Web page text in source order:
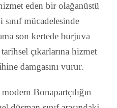
eden bir olağanüstü
mücadelesinde
son kertede burjuva
çıkarlarına hizmet
damgasını vurur.
Bonapartçılığın